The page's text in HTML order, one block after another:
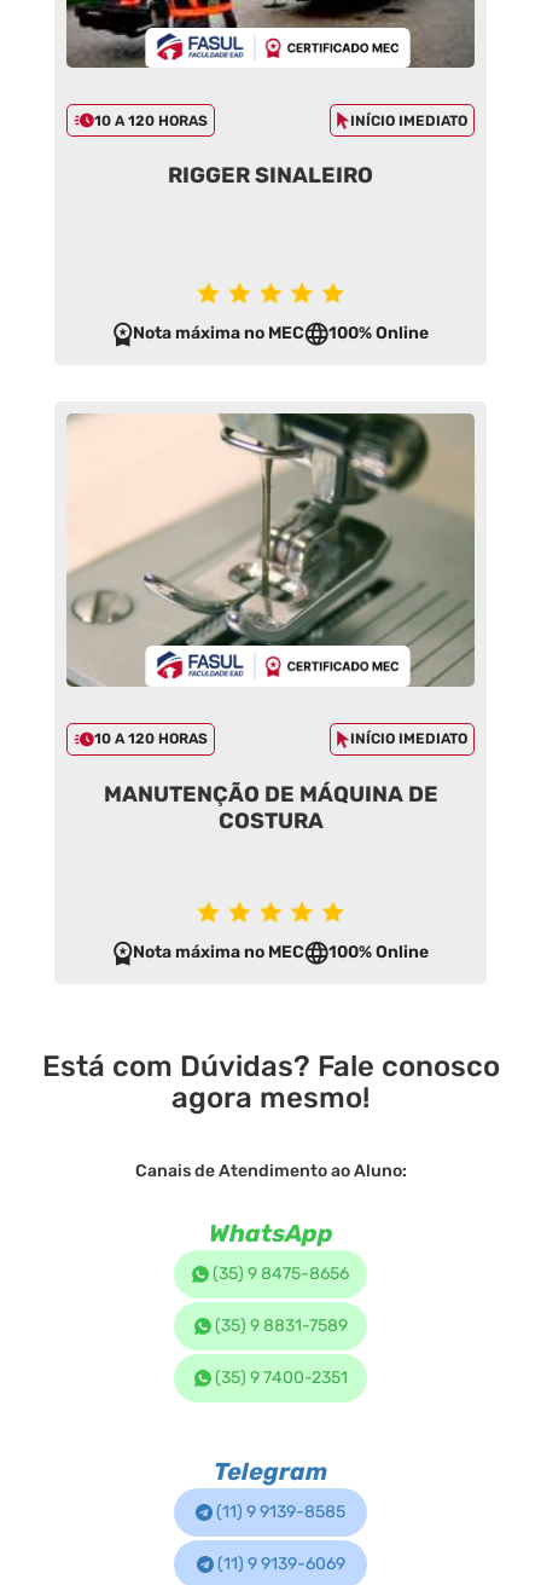
10 A 120 HORAS INÍCIO IMEDIATO
RIGGER SINALEIRO
Nota máxima no MEC 100% Online
10 A 120 HORAS INÍCIO IMEDIATO
MANUTENÇÃO DE MÁQUINA DE
COSTURA
Nota máxima no MEC 100% Online
Está com Dúvidas? Fale conosco
agora mesmo!
Canais de Atendimento ao Aluno:
WhatsApp
(35) 9 8475-8656
(35) 9 8831-7589
(35) 9 7400-2351
Telegram
(11) 9 9139-8585
(11) 9 9139-6069